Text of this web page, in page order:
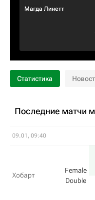
Магда Линетт
Статистика
Последние матчи
09.01, 09:40
Хобарт
Female
Double